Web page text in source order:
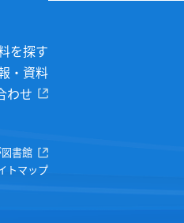
を探す
・資料
わせ
書館
トマップ